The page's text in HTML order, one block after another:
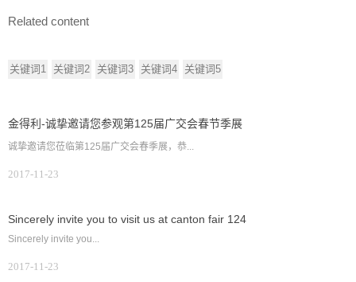
Related content
关键词1 关键词2 关键词3 关键词4 关键词5
金得利-诚挚邀请您参观第125届广交会春节季展
诚挚邀请您莅临第125届广交会春季展，恭...
2017-11-23
Sincerely invite you to visit us at canton fair 124
Sincerely invite you...
2017-11-23